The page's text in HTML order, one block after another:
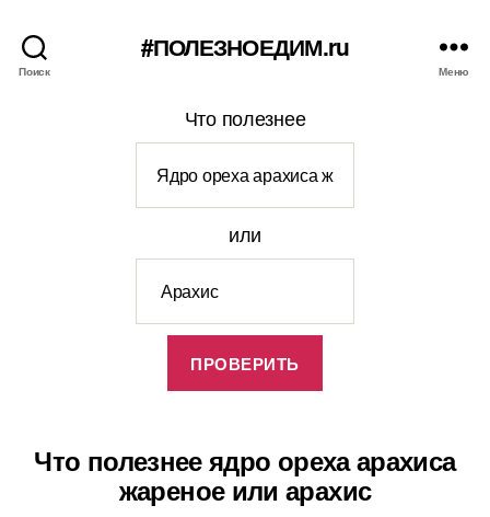
Поиск
#ПОЛЕЗНОЕДИМ.ru
Меню
Что полезнее
или
Что полезнее ядро ореха арахиса
жареное или арахис